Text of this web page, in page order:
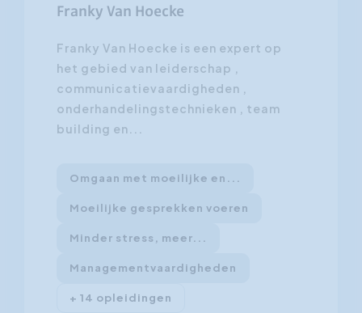
Franky Van Hoecke
Franky Van Hoecke is een expert op
het gebied van leiderschap ,
communicatievaardigheden ,
onderhandelingstechnieken , team
building en...
Omgaan met moeilijke en...
Moeilijke gesprekken voeren
Minder stress, meer...
Managementvaardigheden
+ 14 opleidingen